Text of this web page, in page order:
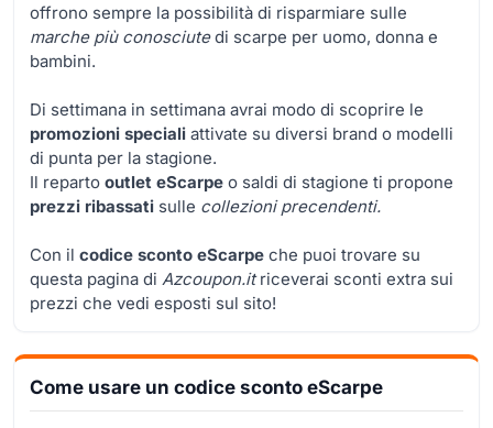
offrono sempre la possibilità di risparmiare sulle
marche più conosciutedi scarpe per uomo, donna e
bambini.
Di settimana in settimana avrai modo di scoprire le
promozioni speciali attivate su diversi brand o modelli
di punta per la stagione.
Il reparto outlet eScarpe o saldi di stagione ti propone
prezzi ribassati sulle collezioni precendenti.
Con il codice sconto eScarpe che puoi trovare su
questa pagina di Azcoupon.itriceverai sconti extra sui
prezzi che vedi esposti sul sito!
Come usare un codice sconto eScarpe